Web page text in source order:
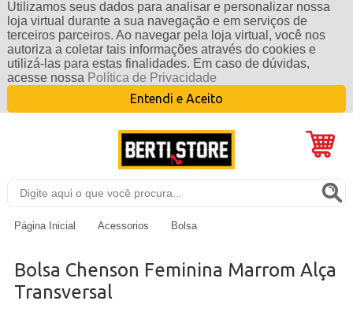
Utilizamos seus dados para analisar e personalizar nossa
loja virtual durante a sua navegação e em serviços de
terceiros parceiros. Ao navegar pela loja virtual, você nos
autoriza a coletar tais informações através do cookies e
utilizá-las para estas finalidades. Em caso de dúvidas,
acesse nossa Política de Privacidade
Entendi e Aceito
Página Inicial Acessorios Bolsa
Bolsa Chenson Feminina Marrom Alça
Transversal